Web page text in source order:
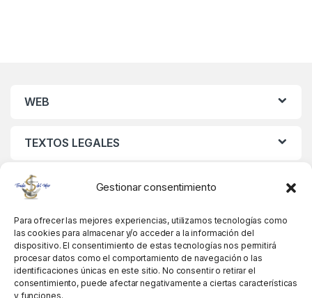
Gestionar consentimiento
Para ofrecer las mejores experiencias, utilizamos tecnologías como
las cookies para almacenar y/o acceder a la información del
dispositivo. El consentimiento de estas tecnologías nos permitirá
procesar datos como el comportamiento de navegación o las
identificaciones únicas en este sitio. No consentir o retirar el
consentimiento, puede afectar negativamente a ciertas características
y funciones.
WEB
TEXTOS LEGALES
MIS DATOS